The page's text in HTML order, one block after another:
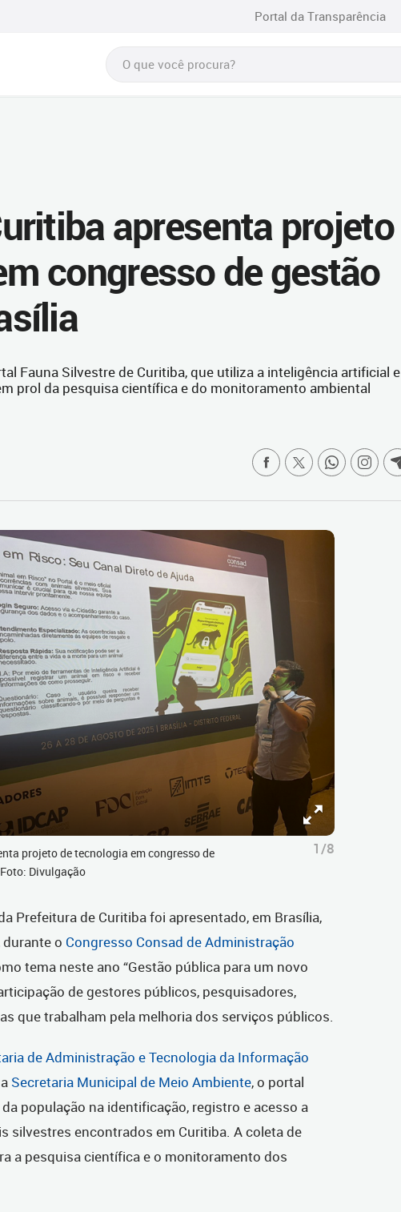
Portal da Transparência
apresenta projeto
congresso de gestão
Fauna Silvestre de Curitiba, que utiliza a inteligência artificial e
prol da pesquisa científica e do monitoramento ambiental
projeto de tecnologia em congresso de
Divulgação
1/8
Prefeitura de Curitiba foi apresentado, em Brasília,
o Congresso Consad de Administração
tema neste ano “Gestão pública para um novo
de gestores públicos, pesquisadores,
que trabalham pela melhoria dos serviços públicos.
de Administração e Tecnologia da Informação
Secretaria Municipal de Meio Ambiente, o portal
população na identificação, registro e acesso a
silvestres encontrados em Curitiba. A coleta de
a pesquisa científica e o monitoramento dos